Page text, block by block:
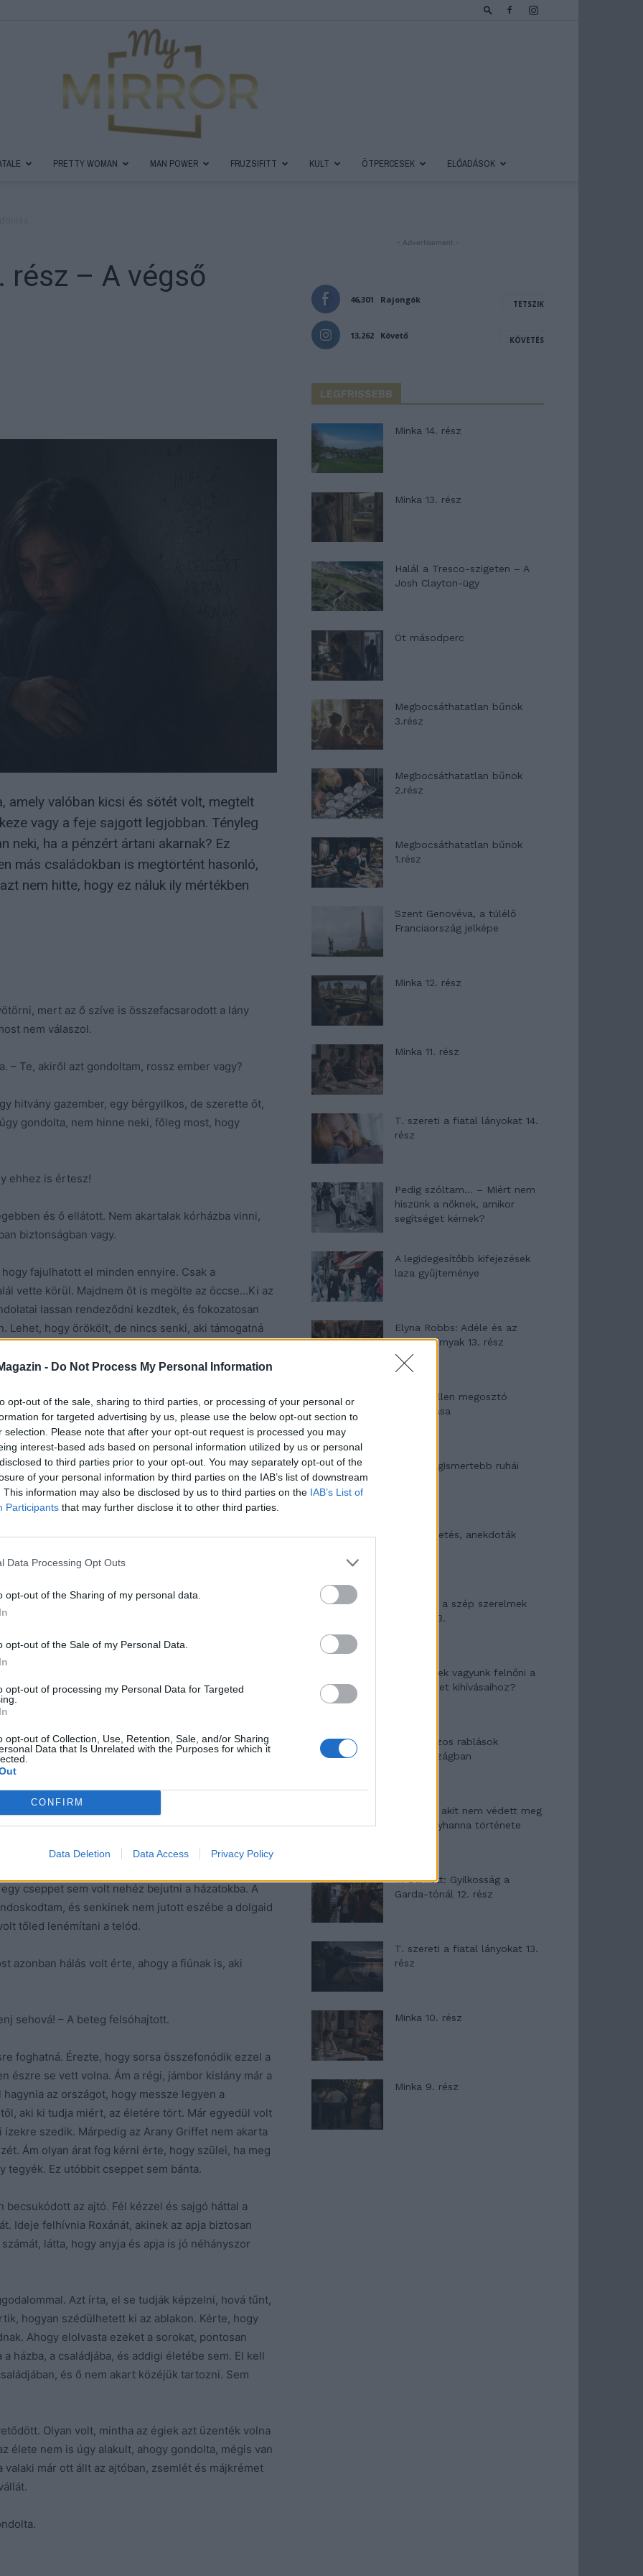
- Do Not Process My Personal Information
opt-out of the sale, sharing to third parties, or processing of your personal or
for targeted advertising by us, please use the below opt-out section to
selection. Please note that after your opt-out request is processed you may
interest-based ads based on personal information utilized by us or personal
to third parties prior to your opt-out. You may separately opt-out of the
of your personal information by third parties on the IAB’s list of downstream
This information may also be disclosed by us to third parties on the IAB’s List of
Participants that may further disclose it to other third parties.
Data Processing Opt Outs
opt-out of the Sharing of my personal data.
opt-out of the Sale of my Personal Data.
opt-out of processing my Personal Data for Targeted
opt-out of Collection, Use, Retention, Sale, and/or Sharing
Data that Is Unrelated with the Purposes for which it
CONFIRM
Data Deletion Data Access Privacy Policy
Magazin
PRETTY WOMAN MAN POWER FRUZSIFITT KULT ÖTPERCESEK ELŐADÁSOK
rész – A végső
amely valóban kicsi és sötét volt, megtelt
vagy a feje sajgott legjobban. Tényleg
neki, ha a pénzért ártani akarnak? Ez
más családokban is megtörtént hasonló,
nem hitte, hogy ez náluk ily mértékben
mert az ő szíve is összefacsarodott a lány
nem válaszol.
– Te, akiről azt gondoltam, rossz ember vagy?
hitvány gazember, egy bérgyilkos, de szerette őt,
gondolta, nem hinne neki, főleg most, hogy
ehhez is értesz!
és ő ellátott. Nem akartalak kórházba vinni,
biztonságban vagy.
fajulhatott el minden ennyire. Csak a
vette körül. Majdnem őt is megölte az öccse…Ki az
lassan rendeződni kezdtek, és fokozatosan
Lehet, hogy örökölt, de nincs senki, aki támogatná
közel sem volt tökéletes, de mindent megtett
te nem vagy, talán nagyobb bajom is lett volna.
biztos, el kell hagynunk az országot, és majd, ha
Velem jössz?
rám! – Marcello felállt, és az ágy mellé lépett.
és megcsókolta. Finoman, lágyan, mintha egy
is?
Repülővel nem mehetünk, mert azt azonnal
bántani akar, de anyád más tészta. Ő engem is
fizetett. Marad a kocsi…
Millának eszébe jutott egyik
nagyon jóban voltak. Apjának autókereskedése
elloptam a házból a táskád és pár dolgot,
jutottál be?
cseppet sem volt nehéz bejutni a házatokba. A
és senkinek nem jutott eszébe a dolgaid
tőled lenémítani a telód.
azonban hálás volt érte, ahogy a fiúnak is, aki
sehová! – A beteg felsóhajtott.
foghatná. Érezte, hogy sorsa összefonódik ezzel a
észre se vett volna. Ám a régi, jámbor kislány már a
az országot, hogy messze legyen a
aki ki tudja miért, az életére tört. Már egyedül volt
szedik. Márpedig az Arany Griffet nem akarta
Ám olyan árat fog kérni érte, hogy szülei, ha meg
tegyék. Ez utóbbit cseppet sem bánta.
az ajtó. Fél kézzel és sajgó háttal a
Ideje felhívnia Roxánát, akinek az apja biztosan
látta, hogy anyja és apja is jó néhányszor
Azt írta, el se tudják képzelni, hová tűnt,
hogyan szédülhetett ki az ablakon. Kérte, hogy
Ahogy elolvasta ezeket a sorokat, pontosan
házba, a családjába, és addigi életébe sem. El kell
és ő nem akart közéjük tartozni. Sem
Olyan volt, mintha az égiek azt üzenték volna
élete nem is úgy alakult, ahogy gondolta, mégis van
már ott állt az ajtóban, zsemlét és májkrémet
- Advertisement -
46,301 Rajongók TETSZIK
13,262 Követő KÖVETÉS
LEGFRISSEBB
Minka 14. rész
Minka 13. rész
Halál a Tresco-szigeten – A
Josh Clayton-ügy
Öt másodperc
Megbocsáthatatlan bűnök
3.rész
Megbocsáthatatlan bűnök
2.rész
Megbocsáthatatlan bűnök
1.rész
Szent Genovéva, a túlélő
Franciaország jelképe
Minka 12. rész
Minka 11. rész
T. szereti a fiatal lányokat 14.
rész
Pedig szóltam… – Miért nem
hiszünk a nőknek, amikor
segítséget kérnek?
A legidegesítőbb kifejezések
laza gyűjteménye
Elyna Robbs: Adéle és az
örökölt árnyak 13. rész
Woody Allen megosztó
zsenialitása
A világ legismertebb ruhái
Nyár, nevetés, anekdoták
Panna és a szép szerelmek
mítosza 3.
Képtelenek vagyunk felnőni a
felnőtt élet kihívásaihoz?
Altatógázos rablások
Olaszországban
A kislány, akit nem védett meg
senki – Lyhanna története
T. Barnett: Gyilkosság a
Garda-tónál 12. rész
T. szereti a fiatal lányokat 13.
rész
Minka 10. rész
Minka 9. rész